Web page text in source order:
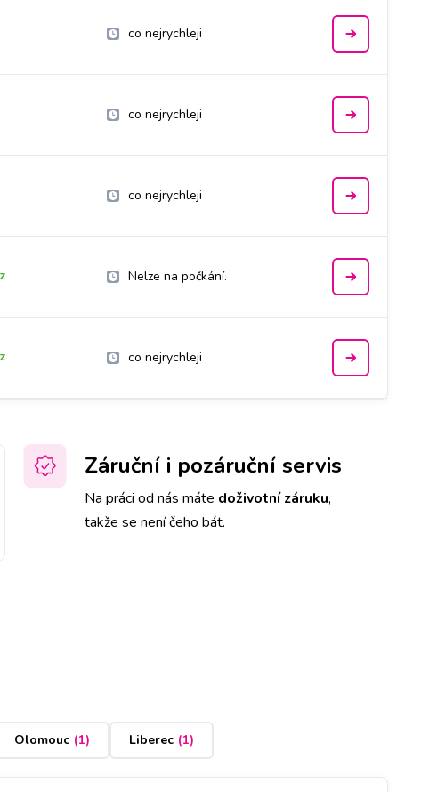
co nejrychleji
co nejrychleji
co nejrychleji
Nelze na počkání.
co nejrychleji
Záruční i pozáruční servis
Na práci od nás máte doživotní záruku,
takže se není čeho bát.
Olomouc (1) Liberec (1)